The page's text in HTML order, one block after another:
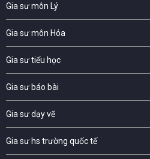
Gia sư môn Lý
Gia sư môn Hóa
Gia sư tiểu học
Gia sư báo bài
Gia sư dạy vẽ
Gia sư hs trường quốc tế